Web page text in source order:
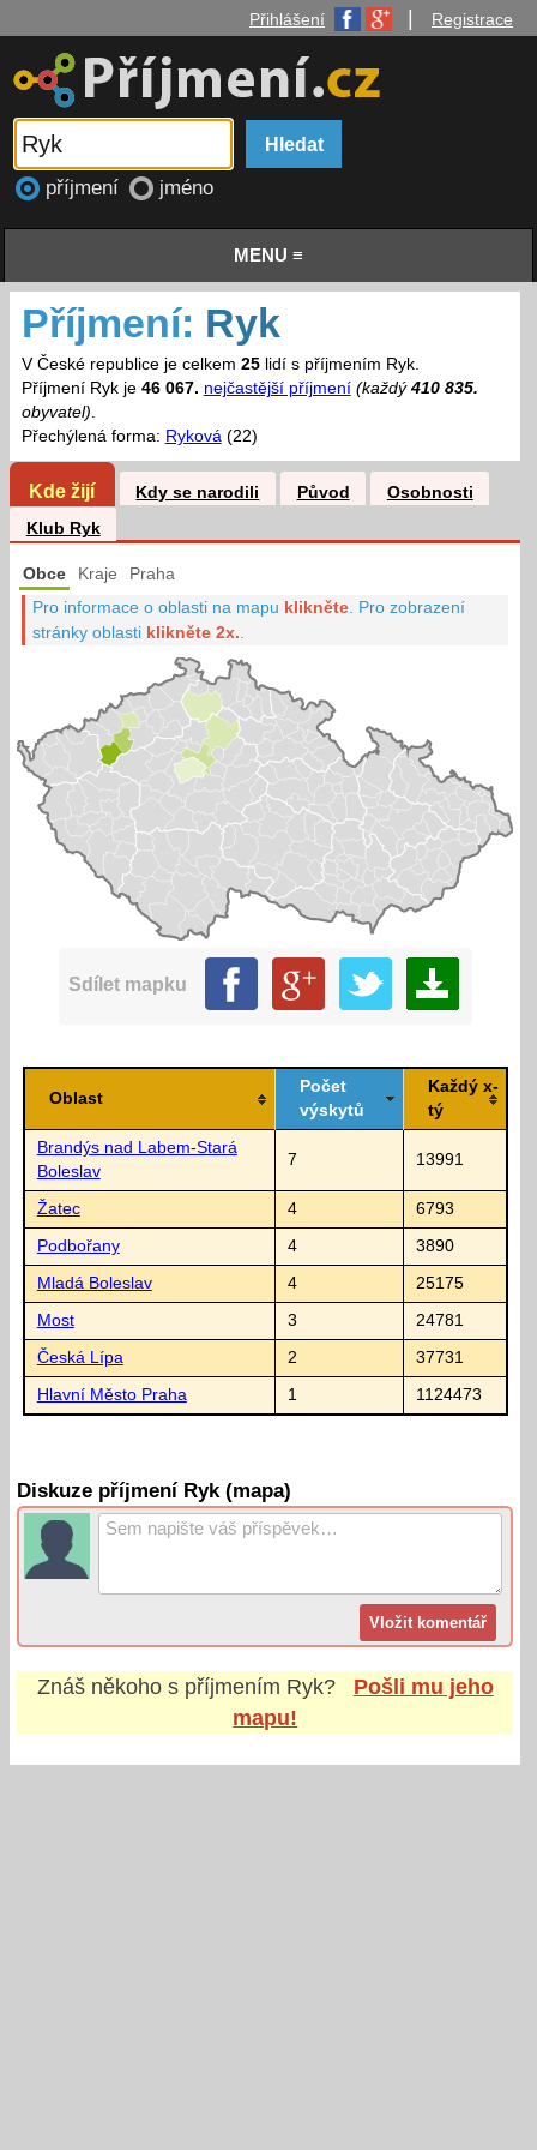
Přihlášení Registrace
příjmení jméno
MENU ≡
Příjmení: Ryk
V České republice je celkem 25lidí s příjmením Ryk.
Příjmení Ryk je 46 067. nejčastější příjmení (každý 410 835.
obyvatel).
Přechýlená forma: Ryková(22)
Kde žijí Kdy se narodili Původ
Osobnosti
Klub Ryk
Obce Kraje Praha
Pro informace o oblasti na mapu klikněte Pro zobrazení
stránky oblasti klikněte 2x.
Sdílet mapku
Oblast
Počet
výskytů
Každý x-
tý
Brandýs nad Labem-Stará
Boleslav
7 13991
Žatec 4 6793
Podbořany 4 3890
Mladá Boleslav 4 25175
Most 3 24781
Česká Lípa 2 37731
Hlavní Město Praha 1 1124473
Diskuze příjmení Ryk (mapa)
Znáš někoho s příjmením Ryk?
Pošli mu jeho
mapu!